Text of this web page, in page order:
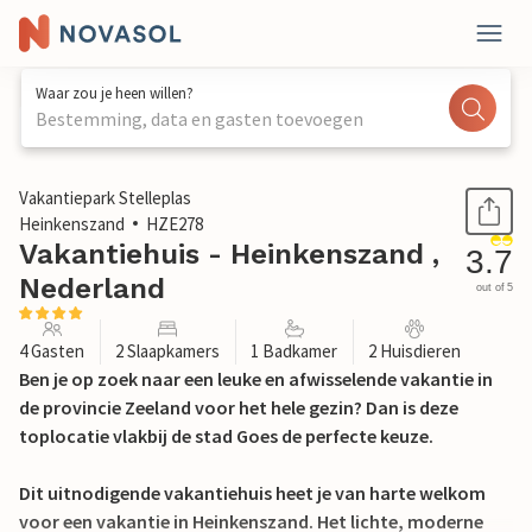
Waar zou je heen willen?
Bestemming, data en gasten toevoegen
1 / 38
Vakantiepark Stelleplas
Heinkenszand
HZE278
Vakantiehuis - Heinkenszand ,
Nederland
3.7
out of 5
4 Gasten 2 Slaapkamers 1 Badkamer 2 Huisdieren
Ben je op zoek naar een leuke en afwisselende vakantie in
de provincie Zeeland voor het hele gezin? Dan is deze
toplocatie vlakbij de stad Goes de perfecte keuze.
Dit uitnodigende vakantiehuis heet je van harte welkom
voor een vakantie in Heinkenszand. Het lichte, moderne